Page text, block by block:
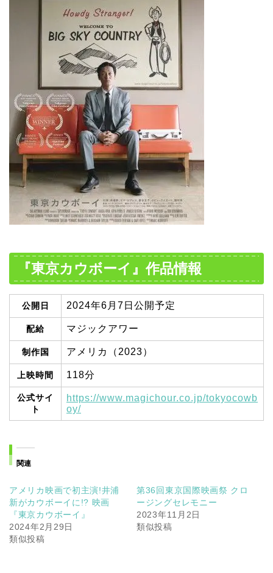
『東京カウボーイ』作品情報
公開日 2024年6月7日公開予定
配給 マジックアワー
制作国 アメリカ（2023）
上映時間 118分
公式サイ
ト
https://www.magichour.co.jp/tokyocowb
oy/
関連
アメリカ映画で初主演!井浦
新がカウボーイに!? 映画
『東京カウボーイ』
2024年2月29日
類似投稿
第36回東京国際映画祭 クロ
ージングセレモニー
2023年11月2日
類似投稿